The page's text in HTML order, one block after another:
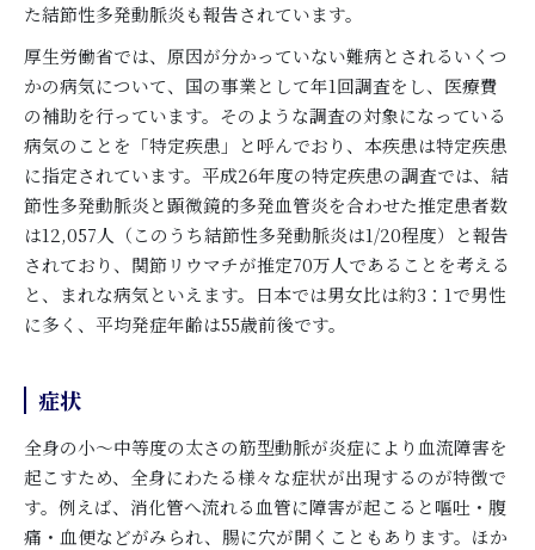
た結節性多発動脈炎も報告されています。
厚生労働省では、原因が分かっていない難病とされるいくつ
かの病気について、国の事業として年1回調査をし、医療費
の補助を行っています。そのような調査の対象になっている
病気のことを「特定疾患」と呼んでおり、本疾患は特定疾患
に指定されています。平成26年度の特定疾患の調査では、結
節性多発動脈炎と顕微鏡的多発血管炎を合わせた推定患者数
は12,057人（このうち結節性多発動脈炎は1/20程度）と報告
されており、関節リウマチが推定70万人であることを考える
と、まれな病気といえます。日本では男女比は約3：1で男性
に多く、平均発症年齢は55歳前後です。
症状
全身の小～中等度の太さの筋型動脈が炎症により血流障害を
起こすため、全身にわたる様々な症状が出現するのが特徴で
す。例えば、消化管へ流れる血管に障害が起こると嘔吐・腹
痛・血便などがみられ、腸に穴が開くこともあります。ほか